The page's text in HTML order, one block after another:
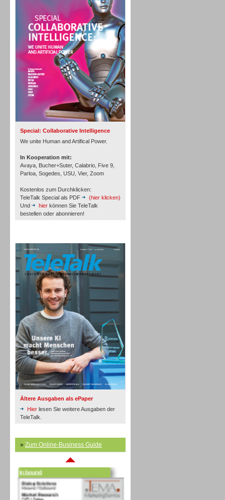
Special: Collaborative Intelligence
We unite Human and Artifical Power.
In Kooperation mit:
Avaya, Bucher+Suter, Calabrio, Five 9,
Parloa, Sogedes, USU, Vier, Zoom
Kostenlos zum Durchklicken:
TeleTalk Special als PDF
(hier klicken)
Und
hier können Sie TeleTalk
bestellen oder abonnieren!
Ältere Ausgaben als ePaper
Hier lesen Sie weitere Ausgaben der
TeleTalk.
» Zum Online-Business Guide
Personal
Inbound
Inbound
Inbound